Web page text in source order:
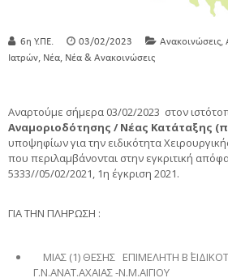
6η Υ.ΠΕ. 03/02/2023 Ανακοινώσεις,
Ιατρών, Νέα, Νέα & Ανακοινώσεις
Αναρτούμε σήμερα 03/02/2023 στον
Αναμοριοδότησης / Νέας Κατάταξης
υποψηφίων για την ειδικότητα
που περιλαμβάνονται στην εγκριτική
5333//05/02/2021, 1η έγκριση 2021.
ΓΙΑ ΤΗΝ ΠΛΗΡΩΣΗ :
ΜΙΑΣ (1) ΘΕΣΗΣ ΕΠΙΜΕΛΗΤΗ Β΄
Γ.Ν.ΑΝΑΤ.ΑΧΑΙΑΣ -Ν.Μ.ΑΙΓΙΟΥ